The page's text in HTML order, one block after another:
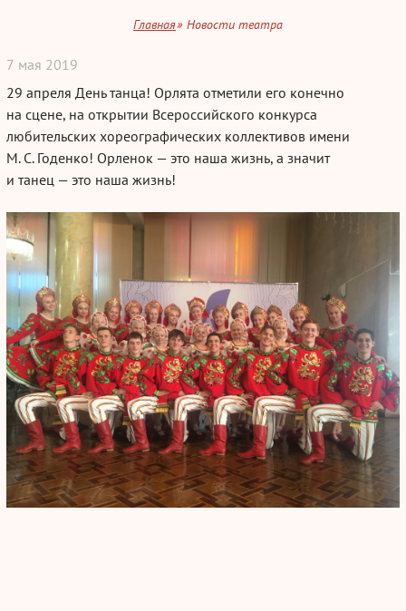
Главная Новости театра
7 мая 2019
29 апреля День танца! Орлята отметили его конечно
на сцене, на открытии Всероссийского конкурса
любительских хореографических коллективов имени
М. С. Годенко! Орленок — это наша жизнь, а значит
и танец — это наша жизнь!